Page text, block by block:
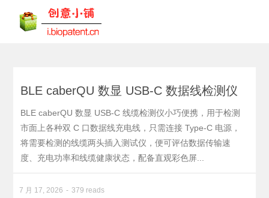
BLE caberQU 数显 USB-C 数据线检测仪
BLE caberQU 数显 USB-C 线缆检测仪小巧便携，用于检测
市面上各种双 C 口数据线充电线，只需连接 Type-C 电源，
将需要检测的线缆两头插入测试仪，便可评估数据传输速
度、充电功率和线缆健康状态，配备直观彩色屏...
7 月 17, 2026 379 reads